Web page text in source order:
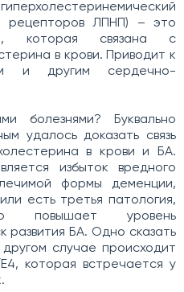
рецепторов ЛПНП) – это
которая связана с
в крови. Приводит к
и другим сердечно-
болезнями? Буквально
удалось доказать связь
в крови и БА.
избыток вредного
формы деменции,
есть третья патология,
повышает уровень
развития БА. Одно сказать
случае происходит
которая встречается у